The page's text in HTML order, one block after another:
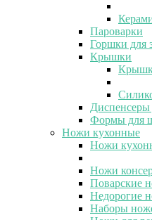
Пароварки
Горшки для
Крышки
Диспенсеры
Формы для
Ножи кухонные
Ножи
Ножи
Поварские
Недорогие
Наборы